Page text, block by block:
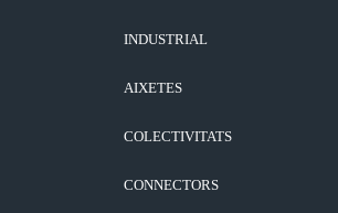
INDUSTRIAL
AIXETES
COLECTIVITATS
CONNECTORS